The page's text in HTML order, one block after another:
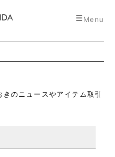
toggle
Menu
のニュースやアイテム取引